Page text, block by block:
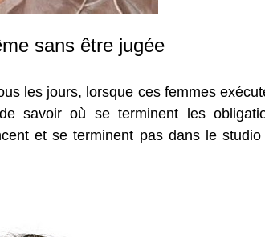
sans être jugée
les jours, lorsque ces femmes
savoir où se terminent les
et se terminent pas dans le studio